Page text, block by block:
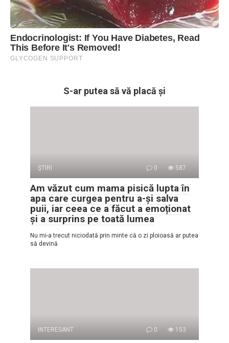
S-ar putea să vă placă și
ŞTIRI 0 587
Am văzut cum mama pisică lupta în
apa care curgea pentru a-și salva
puii, iar ceea ce a făcut a emoționat
și a surprins pe toată lumea
Nu mi-a trecut niciodată prin minte că o zi ploioasă ar putea
să devină
INTERESANT 0 153